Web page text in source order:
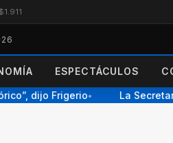
ESPECTÁCULOS
dijo Frigerio● La